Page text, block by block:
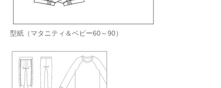
型紙（マタニティ＆ベビー60～90）